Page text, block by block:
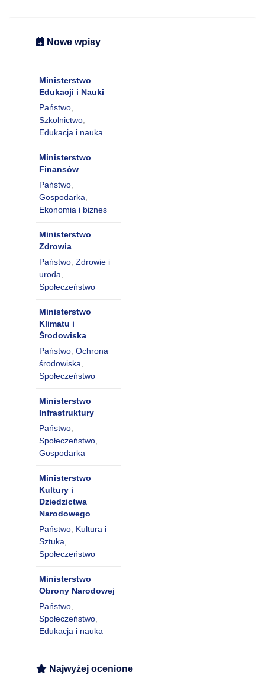
Nowe wpisy
Ministerstwo
Edukacji i Nauki
Państwo
Szkolnictwo
Edukacja i nauka
Ministerstwo
Finansów
Państwo
Gospodarka
Ekonomia i biznes
Ministerstwo
Zdrowia
Państwo Zdrowie i
uroda
Społeczeństwo
Ministerstwo
Klimatu i
Środowiska
Państwo Ochrona
środowiska
Społeczeństwo
Ministerstwo
Infrastruktury
Państwo
Społeczeństwo
Gospodarka
Ministerstwo
Kultury i
Dziedzictwa
Narodowego
Państwo Kultura i
Sztuka
Społeczeństwo
Ministerstwo
Obrony Narodowej
Państwo
Społeczeństwo
Edukacja i nauka
Najwyżej ocenione